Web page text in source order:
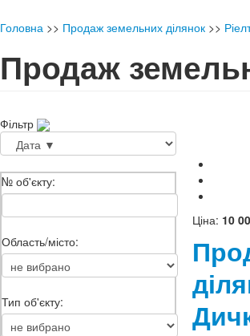
Головна >> Продаж земельних ділянок >>
Продаж
Фільтр
№ об'єкту:
Область/місто:
Тип об'єкту:
Ціна: 10